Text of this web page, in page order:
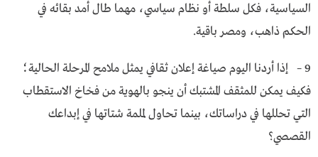
السياسية، فكل سلطة أو نظام سياسي، مهما طال أمد بقائه في
الحكم ذاهب، ومصر باقية.
9 – إذا أردنا اليوم صياغة إعلان ثقافي يمثل ملامح المرحلة الحالية؛
فكيف يمكن للمثقف المشتبك أن ينجو بالهوية من فخاخ الاستقطاب
التي تحللها في دراساتك، بينما تحاول لملمة شتاتها في إبداعك
القصصي؟